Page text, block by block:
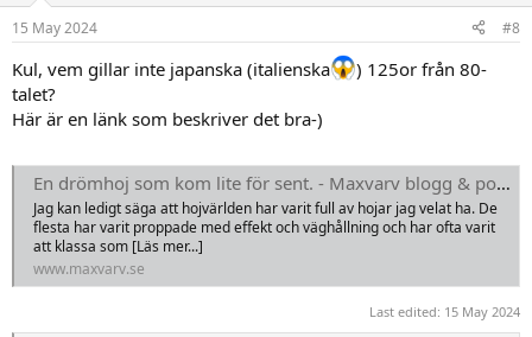
n
e
:
15 May 2024 #8
Kul, vem gillar inte japanska (italienska
) 125or från 80-
talet?
Här är en länk som beskriver det bra-)
En drömhoj som kom lite för sent. - Maxvarv blogg & podd
Jag kan ledigt säga att hojvärlden har varit full av hojar jag velat ha. De
flesta har varit proppade med effekt och väghållning och har ofta varit
att klassa som [Läs mer...]
www.maxvarv.se
Last edited: 15 May 2024